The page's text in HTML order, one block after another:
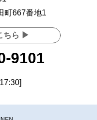
町667番地1
ちら ▶
9101